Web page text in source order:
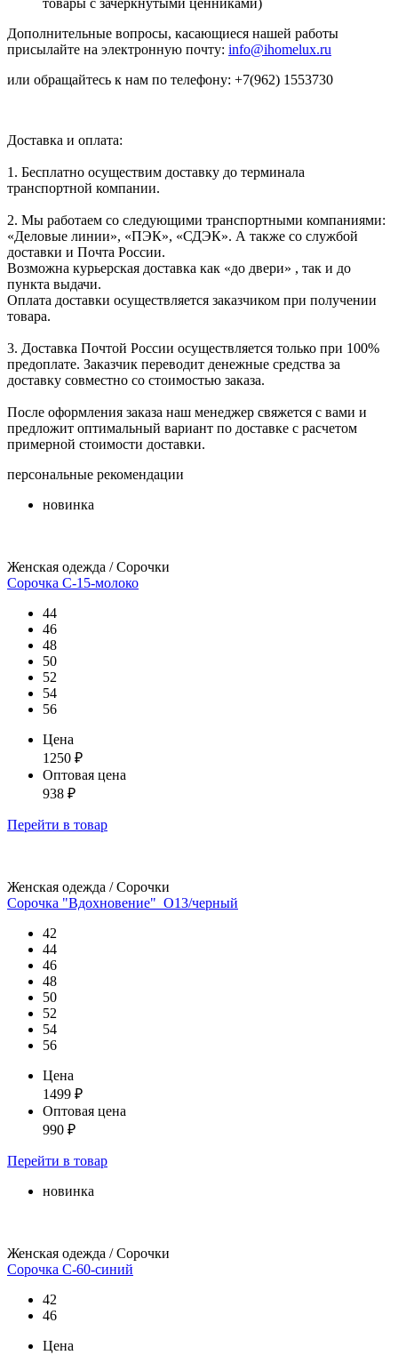
товары с зачеркнутыми ценниками)
Дополнительные вопросы, касающиеся нашей работы
присылайте на электронную почту: info@ihomelux.ru
или обращайтесь к нам по телефону: +7(962) 1553730
Доставка и оплата:
1. Бесплатно осуществим доставку до терминала
транспортной компании.
2. Мы работаем со следующими транспортными компаниями:
«Деловые линии», «ПЭК», «СДЭК». А также со службой
доставки и Почта России.
Возможна курьерская доставка как «до двери» , так и до
пункта выдачи.
Оплата доставки осуществляется заказчиком при получении
товара.
3. Доставка Почтой России осуществляется только при 100%
предоплате. Заказчик переводит денежные средства за
доставку совместно со стоимостью заказа.
После оформления заказа наш менеджер свяжется с вами и
предложит оптимальный вариант по доставке с расчетом
примерной стоимости доставки.
персональные рекомендации
новинка
Женская одежда / Сорочки
Сорочка С-15-молоко
44
46
48
50
52
54
56
Цена
1250 ₽
Оптовая цена
938 ₽
Перейти в товар
Женская одежда / Сорочки
Сорочка "Вдохновение"_О13/черный
42
44
46
48
50
52
54
56
Цена
1499 ₽
Оптовая цена
990 ₽
Перейти в товар
новинка
Женская одежда / Сорочки
Сорочка С-60-синий
42
46
Цена